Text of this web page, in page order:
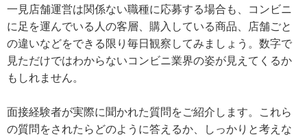
一見店舗運営は関係ない職種に応募する場合も、コンビニ
に足を運んでいる人の客層、購入している商品、店舗ごと
の違いなどをできる限り毎日観察してみましょう。数字で
見ただけではわからないコンビニ業界の姿が見えてくるか
もしれません。
面接経験者が実際に聞かれた質問をご紹介します。これら
の質問をされたらどのように答えるか、しっかりと考えな